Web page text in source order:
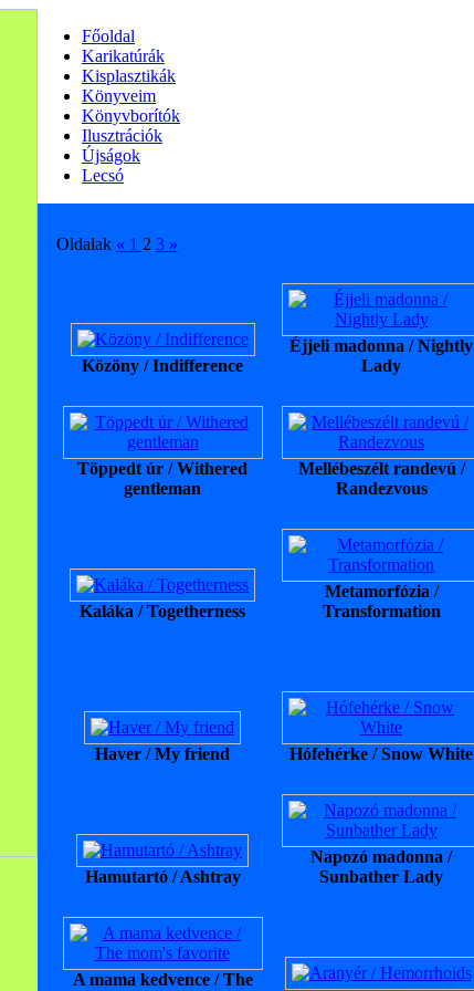
Főoldal
Karikatúrák
Kisplasztikák
Könyveim
Könyvborítók
Ilusztrációk
Újságok
Lecsó
Oldalak « 1 2 3 »
Közöny / Indifference
Éjjeli madonna / Nightly
Lady
Töppedt úr / Withered
gentleman
Mellébeszélt randevú /
Randezvous
Kaláka / Togetherness
Metamorfózia /
Transformation
Haver / My friend Hófehérke / Snow White
Hamutartó / Ashtray
Napozó madonna /
Sunbather Lady
A mama kedvence / The